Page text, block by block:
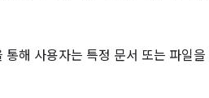
통해 사용자는 특정 문서 또는 파일